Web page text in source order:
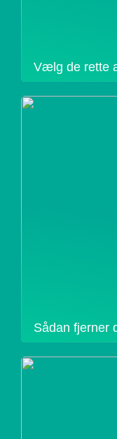
Vælg de rette
Sådan fjerner